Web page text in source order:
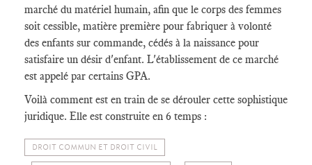
marché du matériel humain, afin que le corps des femmes
soit cessible, matière première pour fabriquer à volonté
des enfants sur commande, cédés à la naissance pour
satisfaire un désir d'enfant. L'établissement de ce marché
est appelé par certains GPA.
Voilà comment est en train de se dérouler cette sophistique
juridique. Elle est construite en 6 temps :
DROIT COMMUN ET DROIT CIVIL